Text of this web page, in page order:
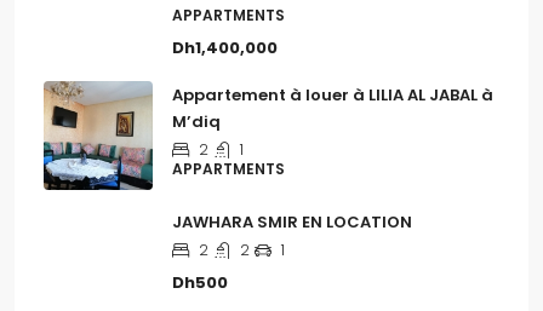
APPARTMENTS
Dh1,400,000
Appartement à louer à LILIA AL JABAL à
M’diq
2
1
APPARTMENTS
JAWHARA SMIR EN LOCATION
2 2 1
Dh500